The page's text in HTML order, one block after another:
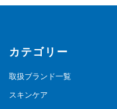
カテゴリー
取扱ブランド一覧
スキンケア